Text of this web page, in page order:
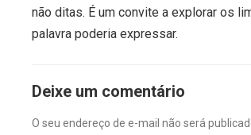
não ditas. É um convite a explorar os
palavra poderia expressar.
Deixe um comentário
O seu endereço de e-mail não será